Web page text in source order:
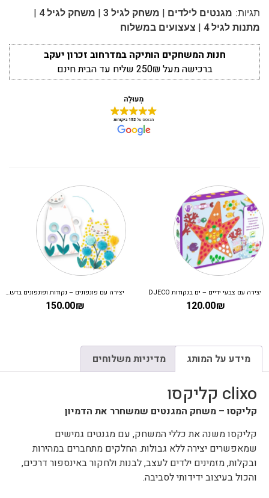
תגיות: מגנטים לילדים | משחק לגיל 3 | משחק לגיל 4 |
מתנות לגיל 4 | צעצועים במשלוח
חנות המשחקים הותיקה במדרחוב זכרון יעקב
ברכישה מעל 250₪ שליח עד הבית חינם
יצירה עם צבעי ידיים – ים בנקודות DJECO
120.00₪
יצירה עם פונפונים – נקודות ופונפונים בדשא DJECO
150.00₪
מידע על המותג מדיניות משלוחים
clixo קליקסו
קליקסו – משחק המגנטים שמשחרר את הדמיון
קליקסו משנה את כללי המשחק, עם מגנטים גמישים
שמאפשרים יצירה ללא גבולות. החלקים מתחברים במהירות
ובקלות, מזמינים ילדים לעצב, לבנות ולחקור באינספור דרכים,
והכול בעיצוב ידידותי לסביבה.